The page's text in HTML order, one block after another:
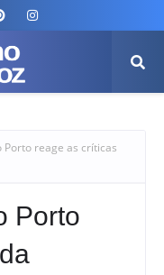
Porto reage as críticas
Porto